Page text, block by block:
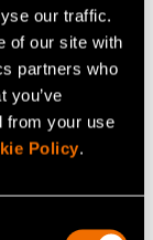
our traffic.
of our site with
partners who
you’ve
from your use
Policy.